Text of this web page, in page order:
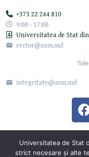
+373 22 244 810
9:00 - 17:00
Universitatea de Stat
rector@usm.md
integritate@usm.md
Universitatea de Stat
Universitatea de Stat
strict necesare și alte